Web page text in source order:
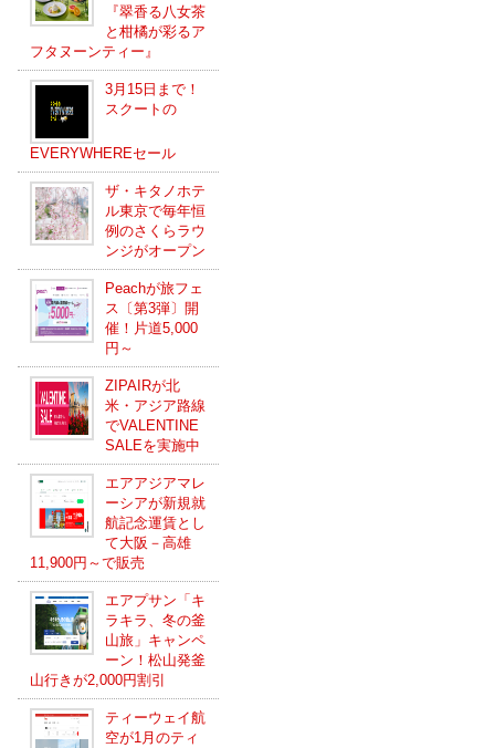
『翠香る八女茶
と柑橘が彩るア
フタヌーンティー』
3月15日まで！
スクートの
EVERYWHEREセール
ザ・キタノホテ
ル東京で毎年恒
例のさくらラウ
ンジがオープン
Peachが旅フェ
ス〔第3弾〕開
催！片道5,000
円～
ZIPAIRが北
米・アジア路線
でVALENTINE
SALEを実施中
エアアジアマレ
ーシアが新規就
航記念運賃とし
て大阪－高雄
11,900円～で販売
エアプサン「キ
ラキラ、冬の釜
山旅」キャンペ
ーン！松山発釜
山行きが2,000円割引
ティーウェイ航
空が1月のティ